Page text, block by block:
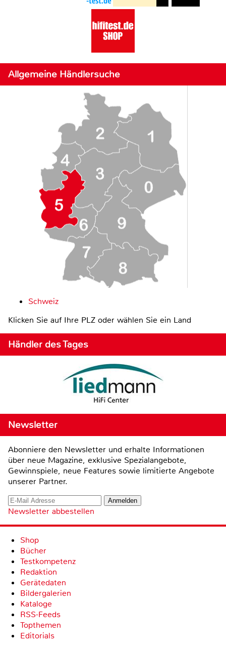
Allgemeine Händlersuche
Schweiz
Klicken Sie auf Ihre PLZ oder wählen Sie ein Land
Händler des Tages
Newsletter
Abonniere den Newsletter und erhalte Informationen
über neue Magazine, exklusive Spezialangebote,
Gewinnspiele, neue Features sowie limitierte Angebote
unserer Partner.
Newsletter abbestellen
Shop
Bücher
Testkompetenz
Redaktion
Gerätedaten
Bildergalerien
Kataloge
RSS-Feeds
Topthemen
Editorials